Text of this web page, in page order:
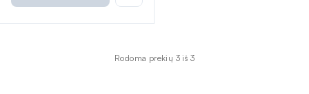
Rodoma prekių 3 iš 3